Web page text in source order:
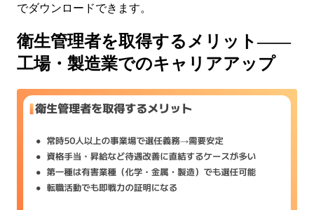
でダウンロードできます。
衛生管理者を取得するメリット——
工場・製造業でのキャリアアップ